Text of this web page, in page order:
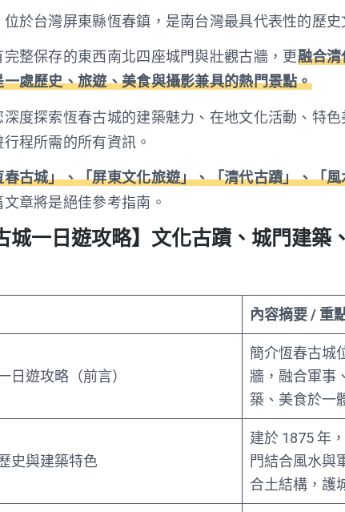
於台灣屏東縣恆春鎮，是南台灣最具代表性的歷史
完整保存的東西南北四座城門與壯觀古牆，更融合
一處歷史、旅遊、美食與攝影兼具的熱門景點。
深度探索恆春古城的建築魅力、在地文化活動、特
程所需的所有資訊。
春古城」、「屏東文化旅遊」、「清代古蹟」、「
章將是絕佳參考指南。
城一日遊攻略】文化古蹟、城門建築
內容摘要 / 重
日遊攻略（前言）
簡介恆春古城
牆，融合軍事
築、美食於一
史與建築特色
建於 1875 年
門結合風水與
合土結構，護